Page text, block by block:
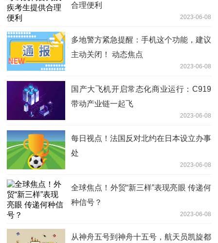
合理便利
2023-06-08
多地警方紧急提醒：手机这个功能，建议
主动关闭！ 动态焦点
2023-06-08
国产大飞机开启常态化商业运行：C919
带动产业链一起飞
2023-06-08
每日视点！法国反对北约在日本设立办事
处
2023-06-08
全球焦点！外贸“新三样”表现亮眼 传递何
种信号？
2023-06-08
从神舟五号到神舟十五号，航天员凯旋都